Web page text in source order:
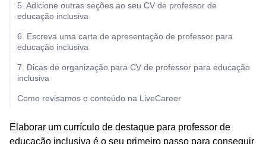
5. Adicione outras seções ao seu CV de professor de
educação inclusiva
6. Escreva uma carta de apresentação de professor para
educação inclusiva
7. Dicas de organização para CV de professor para educação
inclusiva
Como revisamos o conteúdo na LiveCareer
Elaborar um currículo de destaque para professor de
educação inclusiva é o seu primeiro passo para conseguir